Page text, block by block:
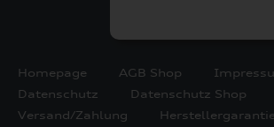
Homepage AGB Shop
Datenschutz
Datenschutz Shop
Versand/Zahlung
Herstellergarantie